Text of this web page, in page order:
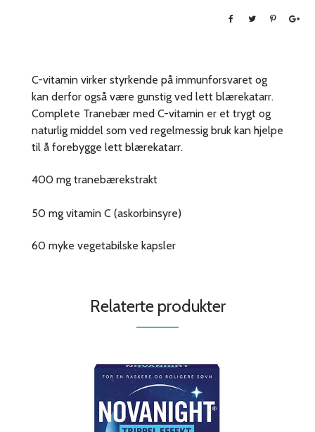
C-vitamin virker styrkende på immunforsvaret og
kan derfor også være gunstig ved lett blærekatarr.
Complete Tranebær med C-vitamin er et trygt og
naturlig middel som ved regelmessig bruk kan hjelpe
til å forebygge lett blærekatarr.
400 mg tranebærekstrakt
50 mg vitamin C (askorbinsyre)
60 myke vegetabilske kapsler
Relaterte produkter